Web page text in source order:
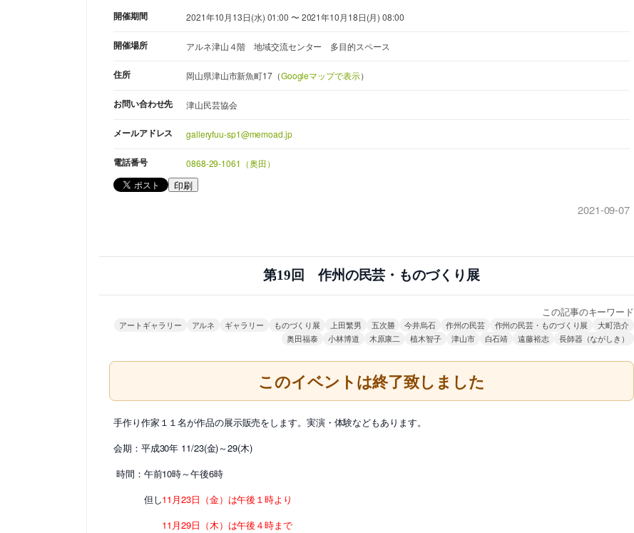
開催期間 2021年10月13日(水) 01:00 〜 2021年10月18日(月) 08:00
開催場所 アルネ津山４階 地域交流センター 多目的スペース
住所 岡山県津山市新魚町17（Googleマップで表示）
お問い合わせ先 津山民芸協会
メールアドレス galleryfuu-sp1@memoad.jp
電話番号 0868-29-1061（奥田）
印刷
2021-09-07
第19回 作州の民芸・ものづくり展
この記事のキーワード
アートギャラリー アルネ ギャラリー ものづくり展 上田繁男 五次勝 今井烏石 作州の民芸 作州の民芸・ものづくり展
大町浩介
奥田福泰
小林博道 木原康二 植木智子 津山市 白石靖 遠藤裕志 長師器（ながしき）
このイベントは終了致しました
手作り作家１１名が作品の展示販売をします。実演・体験などもあります。
会期：平成30年 11/23(金)～29(木)
時間：午前10時～午後6時
但し11月23日（金）は午後１時より
11月29日（木）は午後４時まで